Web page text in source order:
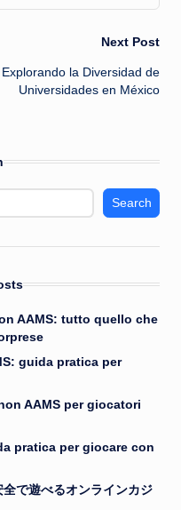
Next Post
Explorando la Diversidad de
Universidades en México
Search
AAMS: tutto quello che
guida pratica per
AAMS per giocatori
pratica per giocare con
で遊べるオンラインカジ